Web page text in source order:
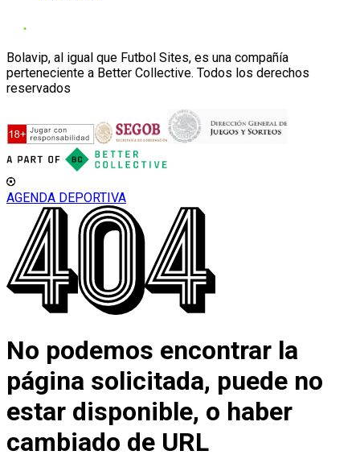
Bolavip, al igual que Futbol Sites, es una compañía
perteneciente a Better Collective. Todos los derechos
reservados
AGENDA DEPORTIVA
No podemos encontrar la
página solicitada, puede no
estar disponible, o haber
cambiado de URL